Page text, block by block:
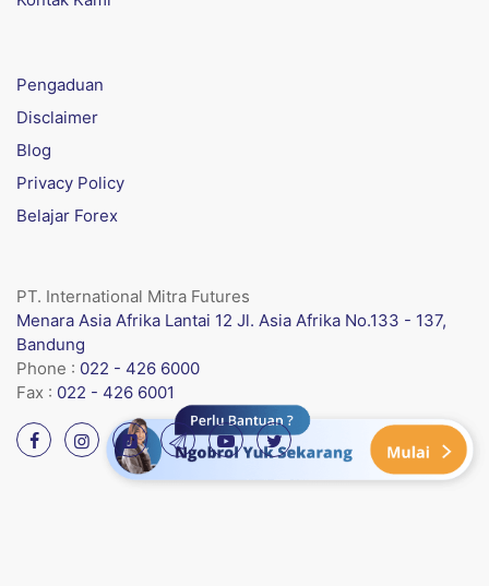
Pengaduan
Disclaimer
Blog
Privacy Policy
Belajar Forex
PT. International Mitra Futures
Menara Asia Afrika Lantai 12 Jl. Asia Afrika No.133 - 137,
Bandung
Phone : 022 - 426 6000
Fax : 022 - 426 6001